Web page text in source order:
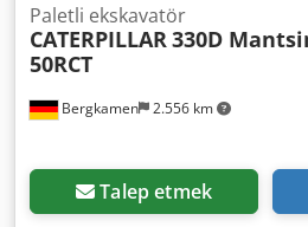
Bergkamen 2.556 km
Paletli ekskavatör
CATERPILLAR330D
50RCT
Talep etmek